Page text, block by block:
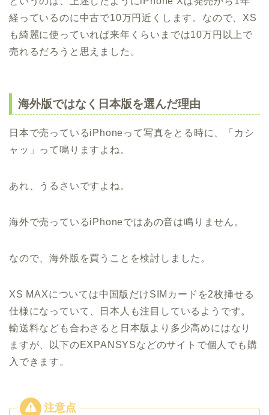
経っているのに中古で10万円近くします。なので、XS
も綺麗に使っていれば来年くらいまでは10万円以上で
売れるだろうと思えました。
海外版ではなく日本版を選んだ理由
日本で売っているiPhoneって写真をとる時に、「カシ
ャッ」って鳴りますよね。
あれ、うるさいですよね。
海外で売っているiPhoneではあの音は鳴りません。
なので、海外版を買うことを検討しました。
XS MAXについては中国版だけSIMカードを2枚挿せる
仕様になっていて、日本人も注目しているようです。
輸送料なども合わさると日本版より多少高めにはなり
ますが、以下のEXPANSYSなどのサイトで個人でも購
入できます。